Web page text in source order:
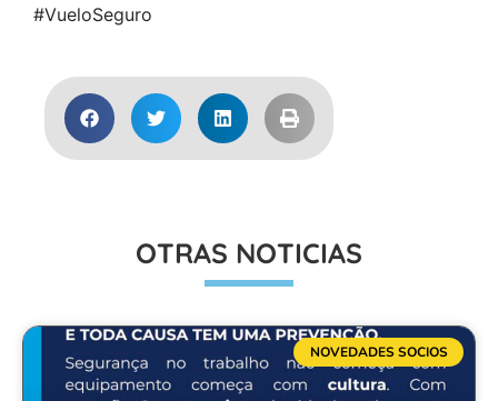
#VueloSeguro
OTRAS NOTICIAS
NOVEDADES SOCIOS